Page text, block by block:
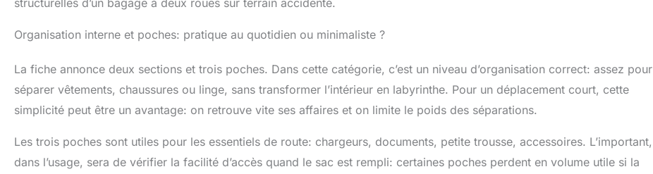
Organisation interne et poches: pratique au quotidien ou minimaliste ?
La fiche annonce deux sections et trois poches. Dans cette catégorie, c’est un niveau d’organisation correct: assez pour
séparer vêtements, chaussures ou linge, sans transformer l’intérieur en labyrinthe. Pour un déplacement court, cette
simplicité peut être un avantage: on retrouve vite ses affaires et on limite le poids des séparations.
Les trois poches sont utiles pour les essentiels de route: chargeurs, documents, petite trousse, accessoires. L’important,
dans l’usage, sera de vérifier la facilité d’accès quand le sac est rempli: certaines poches perdent en volume utile si la